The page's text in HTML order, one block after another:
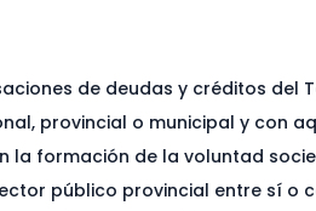
de deudas y créditos
provincial o municipal y con
formación de la voluntad
público provincial entre sí